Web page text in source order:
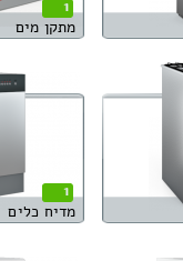
1
מתקן מים
1
מדיח כלים